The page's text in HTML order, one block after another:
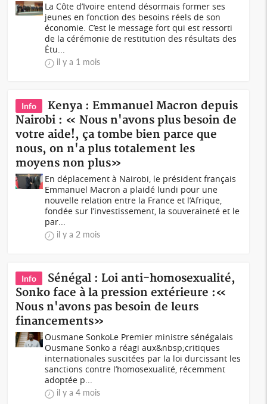
La Côte d’Ivoire entend désormais former ses
jeunes en fonction des besoins réels de son
économie. C’est le message fort qui est ressorti
de la cérémonie de restitution des résultats des
Étu...
il y a 1 mois
Info
Kenya : Emmanuel Macron depuis
Nairobi : « Nous n'avons plus besoin de
votre aide!, ça tombe bien parce que
nous, on n'a plus totalement les
moyens non plus»
En déplacement à Nairobi, le président français
Emmanuel Macron a plaidé lundi pour une
nouvelle relation entre la France et l’Afrique,
fondée sur l’investissement, la souveraineté et le
par...
il y a 2 mois
Info
Sénégal : Loi anti-homosexualité,
Sonko face à la pression extérieure :«
Nous n'avons pas besoin de leurs
financements»
Ousmane SonkoLe Premier ministre sénégalais
Ousmane Sonko a réagi aux&nbsp;critiques
internationales suscitées par la loi durcissant les
sanctions contre l’homosexualité, récemment
adoptée p...
il y a 4 mois